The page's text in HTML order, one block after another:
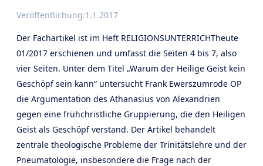
Veröffentlichung:1.1.2017
Der Fachartikel ist im Heft RELIGIONSUNTERRICHTheute
01/2017 erschienen und umfasst die Seiten 4 bis 7, also
vier Seiten. Unter dem Titel „Warum der Heilige Geist kein
Geschöpf sein kann“ untersucht Frank Ewerszumrode OP
die Argumentation des Athanasius von Alexandrien
gegen eine frühchristliche Gruppierung, die den Heiligen
Geist als Geschöpf verstand. Der Artikel behandelt
zentrale theologische Probleme der Trinitätslehre und der
Pneumatologie, insbesondere die Frage nach der